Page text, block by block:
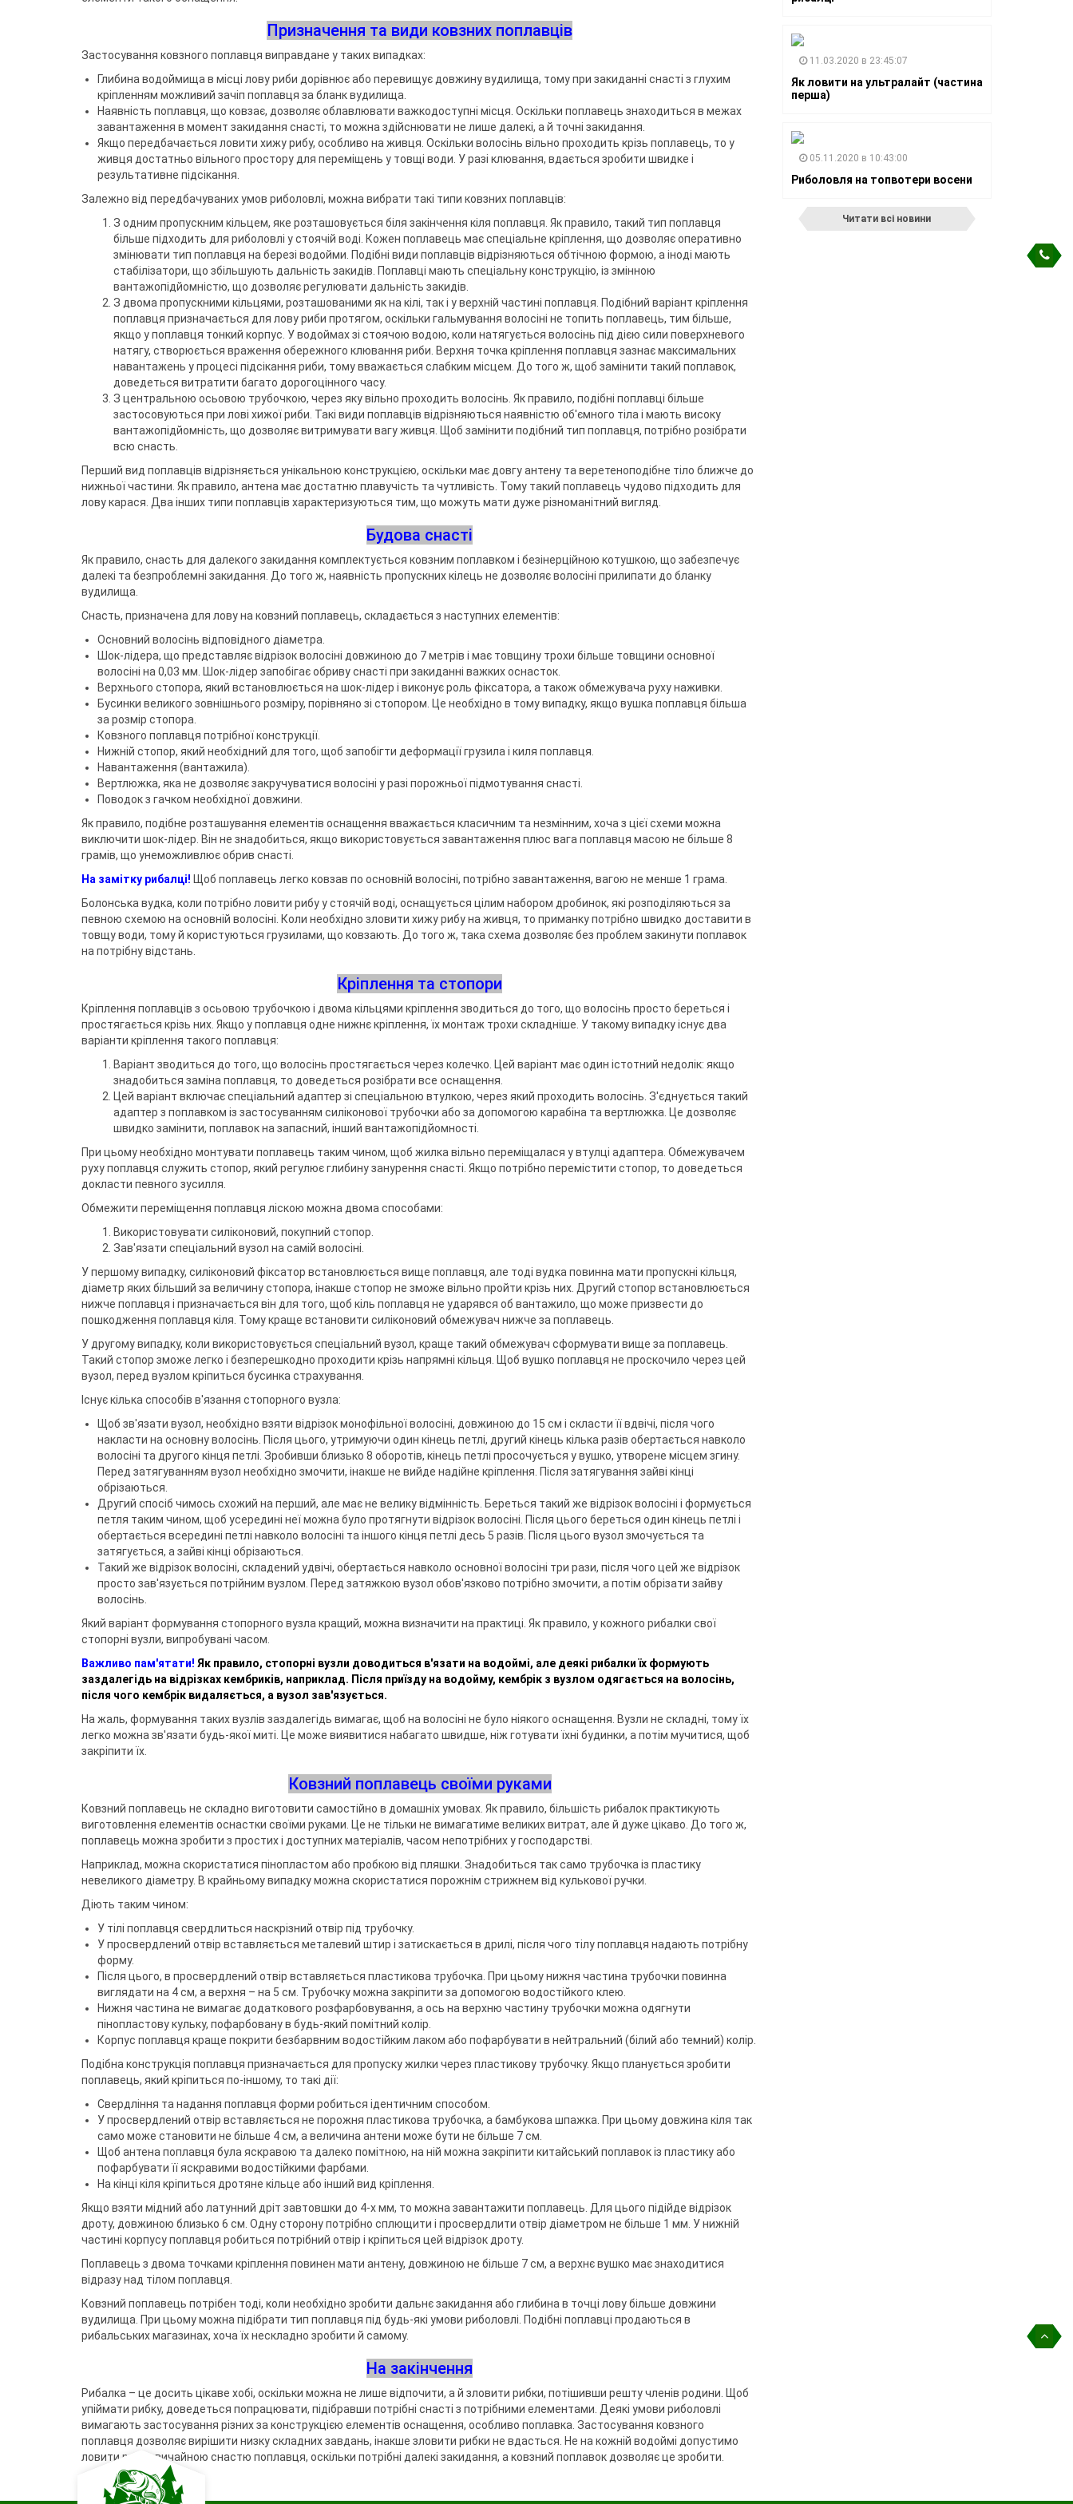
спінінгіста
Гачки фідерні
Підставки та тримачі
Рід-поди
Підставки
Бузбари
Аксесуари для підставок та
власників
Відра
Сіта
Джиг-ріг
SinkFish
Призначення та види ковзних поплавців
Застосування ковзного поплавця виправдане у таких випадках:
Глибина водоймища в місці лову риби дорівнює або перевищує довжину вудилища, тому при закиданні снасті з глухим
кріпленням можливий зачіп поплавця за бланк вудилища.
Наявність поплавця, що ковзає, дозволяє облавлювати важкодоступні місця. Оскільки поплавець знаходиться в межах
завантаження в момент закидання снасті, то можна здійснювати не лише далекі, а й точні закидання.
Якщо передбачається ловити хижу рибу, особливо на живця. Оскільки волосінь вільно проходить крізь поплавець, то у
живця достатньо вільного простору для переміщень у товщі води. У разі клювання, вдається зробити швидке і
результативне підсікання.
Залежно від передбачуваних умов риболовлі, можна вибрати такі типи ковзних поплавців:
З одним пропускним кільцем, яке розташовується біля закінчення кіля поплавця. Як правило, такий тип поплавця
більше підходить для риболовлі у стоячій воді. Кожен поплавець має спеціальне кріплення, що дозволяє оперативно
змінювати тип поплавця на березі водойми. Подібні види поплавців відрізняються обтічною формою, а іноді мають
стабілізатори, що збільшують дальність закидів. Поплавці мають спеціальну конструкцію, із змінною
вантажопідйомністю, що дозволяє регулювати дальність закидів.
З двома пропускними кільцями, розташованими як на кілі, так і у верхній частині поплавця. Подібний варіант кріплення
поплавця призначається для лову риби протягом, оскільки гальмування волосіні не топить поплавець, тим більше,
якщо у поплавця тонкий корпус. У водоймах зі стоячою водою, коли натягується волосінь під дією сили поверхневого
натягу, створюється враження обережного клювання риби. Верхня точка кріплення поплавця зазнає максимальних
навантажень у процесі підсікання риби, тому вважається слабким місцем. До того ж, щоб замінити такий поплавок,
доведеться витратити багато дорогоцінного часу.
З центральною осьовою трубочкою, через яку вільно проходить волосінь. Як правило, подібні поплавці більше
застосовуються при лові хижої риби. Такі види поплавців відрізняються наявністю об'ємного тіла і мають високу
вантажопідйомність, що дозволяє витримувати вагу живця. Щоб замінити подібний тип поплавця, потрібно розібрати
всю снасть.
Перший вид поплавців відрізняється унікальною конструкцією, оскільки має довгу антену та веретеноподібне тіло ближче до
нижньої частини. Як правило, антена має достатню плавучість та чутливість. Тому такий поплавець чудово підходить для
лову карася. Два інших типи поплавців характеризуються тим, що можуть мати дуже різноманітний вигляд.
Будова снасті
Як правило, снасть для далекого закидання комплектується ковзним поплавком і безінерційною котушкою, що забезпечує
далекі та безпроблемні закидання. До того ж, наявність пропускних кілець не дозволяє волосіні прилипати до бланку
вудилища.
Снасть, призначена для лову на ковзний поплавець, складається з наступних елементів:
Основний волосінь відповідного діаметра.
Шок-лідера, що представляє відрізок волосіні довжиною до 7 метрів і має товщину трохи більше товщини основної
волосіні на 0,03 мм. Шок-лідер запобігає обриву снасті при закиданні важких оснасток.
Верхнього стопора, який встановлюється на шок-лідер і виконує роль фіксатора, а також обмежувача руху наживки.
Бусинки великого зовнішнього розміру, порівняно зі стопором. Це необхідно в тому випадку, якщо вушка поплавця більша
за розмір стопора.
Ковзного поплавця потрібної конструкції.
Нижній стопор, який необхідний для того, щоб запобігти деформації грузила і киля поплавця.
Навантаження (вантажила).
Вертлюжка, яка не дозволяє закручуватися волосіні у разі порожньої підмотування снасті.
Поводок з гачком необхідної довжини.
Як правило, подібне розташування елементів оснащення вважається класичним та незмінним, хоча з цієї схеми можна
виключити шок-лідер. Він не знадобиться, якщо використовується завантаження плюс вага поплавця масою не більше 8
грамів, що унеможливлює обрив снасті.
На замітку рибалці! Щоб поплавець легко ковзав по основній волосіні, потрібно завантаження, вагою не менше 1 грама.
Болонська вудка, коли потрібно ловити рибу у стоячій воді, оснащується цілим набором дробинок, які розподіляються за
певною схемою на основній волосіні. Коли необхідно зловити хижу рибу на живця, то приманку потрібно швидко доставити в
товщу води, тому й користуються грузилами, що ковзають. До того ж, така схема дозволяє без проблем закинути поплавок
на потрібну відстань.
Кріплення та стопори
Кріплення поплавців з осьовою трубочкою і двома кільцями кріплення зводиться до того, що волосінь просто береться і
простягається крізь них. Якщо у поплавця одне нижнє кріплення, їх монтаж трохи складніше. У такому випадку існує два
варіанти кріплення такого поплавця:
Варіант зводиться до того, що волосінь простягається через колечко. Цей варіант має один істотний недолік: якщо
знадобиться заміна поплавця, то доведеться розібрати все оснащення.
Цей варіант включає спеціальний адаптер зі спеціальною втулкою, через який проходить волосінь. З'єднується такий
адаптер з поплавком із застосуванням силіконової трубочки або за допомогою карабіна та вертлюжка. Це дозволяє
швидко замінити, поплавок на запасний, інший вантажопідйомності.
При цьому необхідно монтувати поплавець таким чином, щоб жилка вільно переміщалася у втулці адаптера. Обмежувачем
руху поплавця служить стопор, який регулює глибину занурення снасті. Якщо потрібно перемістити стопор, то доведеться
докласти певного зусилля.
Обмежити переміщення поплавця ліскою можна двома способами:
Використовувати силіконовий, покупний стопор.
Зав'язати спеціальний вузол на самій волосіні.
У першому випадку, силіконовий фіксатор встановлюється вище поплавця, але тоді вудка повинна мати пропускні кільця,
діаметр яких більший за величину стопора, інакше стопор не зможе вільно пройти крізь них. Другий стопор встановлюється
нижче поплавця і призначається він для того, щоб кіль поплавця не ударявся об вантажило, що може призвести до
пошкодження поплавця кіля. Тому краще встановити силіконовий обмежувач нижче за поплавець.
У другому випадку, коли використовується спеціальний вузол, краще такий обмежувач сформувати вище за поплавець.
Такий стопор зможе легко і безперешкодно проходити крізь напрямні кільця. Щоб вушко поплавця не проскочило через цей
вузол, перед вузлом кріпиться бусинка страхування.
Існує кілька способів в'язання стопорного вузла:
Щоб зв'язати вузол, необхідно взяти відрізок монофільної волосіні, довжиною до 15 см і скласти її вдвічі, після чого
накласти на основну волосінь. Після цього, утримуючи один кінець петлі, другий кінець кілька разів обертається навколо
волосіні та другого кінця петлі. Зробивши близько 8 оборотів, кінець петлі просочується у вушко, утворене місцем згину.
Перед затягуванням вузол необхідно змочити, інакше не вийде надійне кріплення. Після затягування зайві кінці
обрізаються.
Другий спосіб чимось схожий на перший, але має не велику відмінність. Береться такий же відрізок волосіні і формується
петля таким чином, щоб усередині неї можна було протягнути відрізок волосіні. Після цього береться один кінець петлі і
обертається всередині петлі навколо волосіні та іншого кінця петлі десь 5 разів. Після цього вузол змочується та
затягується, а зайві кінці обрізаються.
Такий же відрізок волосіні, складений удвічі, обертається навколо основної волосіні три рази, після чого цей же відрізок
просто зав'язується потрійним вузлом. Перед затяжкою вузол обов'язково потрібно змочити, а потім обрізати зайву
волосінь.
Який варіант формування стопорного вузла кращий, можна визначити на практиці. Як правило, у кожного рибалки свої
стопорні вузли, випробувані часом.
Важливо пам'ятати! Як правило, стопорні вузли доводиться в'язати на водоймі, але деякі рибалки їх формують
заздалегідь на відрізках кембриків, наприклад. Після приїзду на водойму, кембрік з вузлом одягається на волосінь,
після чого кембрік видаляється, а вузол зав'язується.
На жаль, формування таких вузлів заздалегідь вимагає, щоб на волосіні не було ніякого оснащення. Вузли не складні, тому їх
легко можна зв'язати будь-якої миті. Це може виявитися набагато швидше, ніж готувати їхні будинки, а потім мучитися, щоб
закріпити їх.
Ковзний поплавець своїми руками
Ковзний поплавець не складно виготовити самостійно в домашніх умовах. Як правило, більшість рибалок практикують
виготовлення елементів оснастки своїми руками. Це не тільки не вимагатиме великих витрат, але й дуже цікаво. До того ж,
поплавець можна зробити з простих і доступних матеріалів, часом непотрібних у господарстві.
Наприклад, можна скористатися пінопластом або пробкою від пляшки. Знадобиться так само трубочка із пластику
невеликого діаметру. В крайньому випадку можна скористатися порожнім стрижнем від кулькової ручки.
Діють таким чином:
У тілі поплавця свердлиться наскрізний отвір під трубочку.
У просвердлений отвір вставляється металевий штир і затискається в дрилі, після чого тілу поплавця надають потрібну
форму.
Після цього, в просвердлений отвір вставляється пластикова трубочка. При цьому нижня частина трубочки повинна
виглядати на 4 см, а верхня – на 5 см. Трубочку можна закріпити за допомогою водостійкого клею.
Нижня частина не вимагає додаткового розфарбовування, а ось на верхню частину трубочки можна одягнути
пінопластову кульку, пофарбовану в будь-який помітний колір.
Корпус поплавця краще покрити безбарвним водостійким лаком або пофарбувати в нейтральний (білий або темний) колір.
Подібна конструкція поплавця призначається для пропуску жилки через пластикову трубочку. Якщо планується зробити
поплавець, який кріпиться по-іншому, то такі дії:
Свердління та надання поплавця форми робиться ідентичним способом.
У просвердлений отвір вставляється не порожня пластикова трубочка, а бамбукова шпажка. При цьому довжина кіля так
само може становити не більше 4 см, а величина антени може бути не більше 7 см.
Щоб антена поплавця була яскравою та далеко помітною, на ній можна закріпити китайський поплавок із пластику або
пофарбувати її яскравими водостійкими фарбами.
На кінці кіля кріпиться дротяне кільце або інший вид кріплення.
Якщо взяти мідний або латунний дріт завтовшки до 4-х мм, то можна завантажити поплавець. Для цього підійде відрізок
дроту, довжиною близько 6 см. Одну сторону потрібно сплющити і просвердлити отвір діаметром не більше 1 мм. У нижній
частині корпусу поплавця робиться потрібний отвір і кріпиться цей відрізок дроту.
Поплавець з двома точками кріплення повинен мати антену, довжиною не більше 7 см, а верхнє вушко має знаходитися
відразу над тілом поплавця.
Ковзний поплавець потрібен тоді, коли необхідно зробити дальнє закидання або глибина в точці лову більше довжини
вудилища. При цьому можна підібрати тип поплавця під будь-які умови риболовлі. Подібні поплавці продаються в
рибальських магазинах, хоча їх нескладно зробити й самому.
На закінчення
Рибалка – це досить цікаве хобі, оскільки можна не лише відпочити, а й зловити рибки, потішивши решту членів родини. Щоб
упіймати рибку, доведеться попрацювати, підібравши потрібні снасті з потрібними елементами. Деякі умови риболовлі
вимагають застосування різних за конструкцією елементів оснащення, особливо поплавка. Застосування ковзного
поплавця дозволяє вирішити низку складних завдань, інакше зловити рибки не вдасться. Не на кожній водоймі допустимо
ловити рибу звичайною снастю поплавця, оскільки потрібні далекі закидання, а ковзний поплавок дозволяє це зробити.
11.03.2020 в 23:45:07
Як ловити на ультралайт (частина
перша)
05.11.2020 в 10:43:00
Риболовля на топвотери восени
Читати всі новини